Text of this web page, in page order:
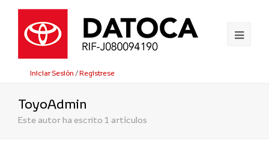
Iniciar Sesión/Registrese
ToyoAdmin
Este autor ha escrito 1 artículos